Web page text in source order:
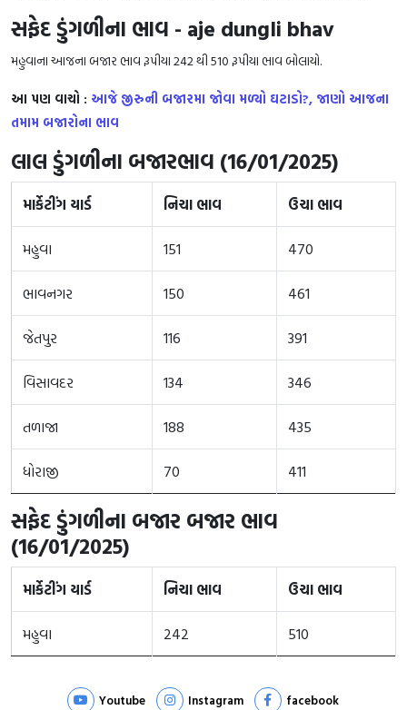
સફેદ ડુંગળીના ભાવ - aje dungli bhav
મહુવાના આજના બજાર ભાવ રૂપીયા 242 થી 510 રૂપીયા ભાવ બોલાયો.
આ પણ વાચો : આજે જીરુની બજારમા જોવા મળ્યો ઘટાડો?, જાણો આજના
તમામ બજારોના ભાવ
લાલ ડુંગળીના બજારભાવ (16/01/2025)
માર્કેટીંગ યાર્ડ નિચા ભાવ ઉચા ભાવ
મહુવા 151 470
ભાવનગર 150 461
જેતપુર 116 391
વિસાવદર 134 346
તળાજા 188 435
ધોરાજી 70 411
સફેદ ડુંગળીના બજાર બજાર ભાવ
(16/01/2025)
માર્કેટીંગ યાર્ડ નિચા ભાવ ઉચા ભાવ
મહુવા 242 510
Youtube Instagram facebook